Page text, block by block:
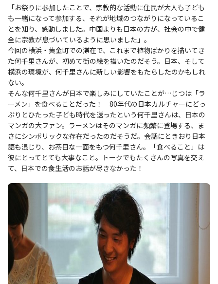
「お祭りに参加したことで、宗教的な活動に住民が大人も子ども
も一緒になって参加する、それが地域のつながりになっているこ
とを知り、感動しました。中国よりも日本の方が、社会の中で健
全に宗教が息づいているように思いました」。
今回の横浜・黄金町での滞在で、これまで植物ばかりを描いてき
た何千里さんが、初めて街の絵を描いたのだそう。日本、そして
横浜の環境が、何千里さんに新しい影響をもたらしたのかもしれ
ない。
そんな何千里さんが日本で楽しみにしていたことが…じつは「ラ
ーメン」を食べることだった！ 80年代の日本カルチャーにどっ
ぷりとひたった子ども時代を送ったという何千里さんは、日本の
マンガの大ファン。ラーメンはそのマンガに頻繁に登場する、ま
さにシンボリックな存在だったのだそうだ。会話にときおり日本
語も混じり、お茶目な一面をもつ何千里さん。「食べること」は
彼にとってとても大事なこと。トークでもたくさんの写真を交え
て、日本での食生活のお話が尽きなかった！